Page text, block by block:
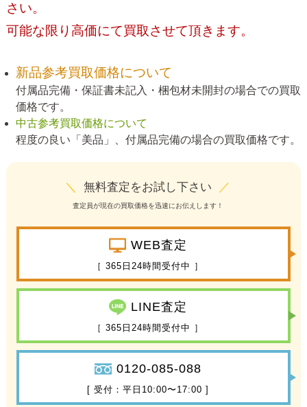
さい。
可能な限り高価にて買取させて頂きます。
新品参考買取価格について
付属品完備・保証書未記入・梱包材未開封の場合での買取
価格です。
中古参考買取価格について
程度の良い「美品」、付属品完備の場合の買取価格です。
＼ 無料査定をお試し下さい ／
査定員が現在の買取価格を迅速にお伝えします！
WEB査定
［ 365日24時間受付中 ］
LINE査定
［ 365日24時間受付中 ］
0120-085-088
[ 受付：平日10:00〜17:00 ]